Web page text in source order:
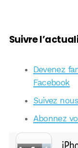
Suivre
Devenez
Facebook
Suivez
Abonnez